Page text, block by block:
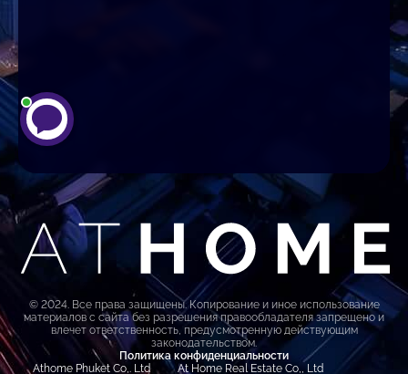
Политика конфиденциальности
© 2024. Все права защищены. Копирование и иное использование
материалов с сайта без разрешения правообладателя запрещено и
влечет ответственность, предусмотренную действующим
законодательством.
Athome Phuket Co,. Ltd
At Home Real Estate Co,, Ltd